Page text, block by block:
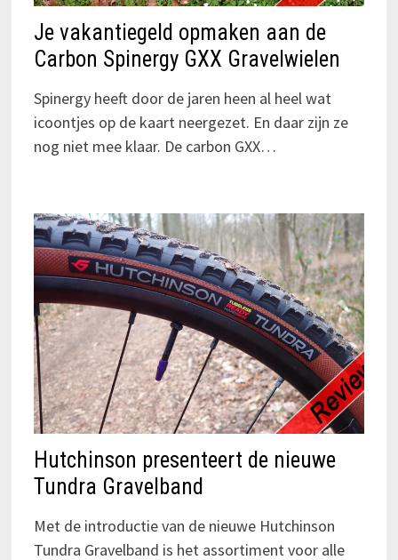
Je vakantiegeld opmaken aan de
Carbon Spinergy GXX Gravelwielen
Spinergy heeft door de jaren heen al heel wat
icoontjes op de kaart neergezet. En daar zijn ze
nog niet mee klaar. De carbon GXX…
Hutchinson presenteert de nieuwe
Tundra Gravelband
Met de introductie van de nieuwe Hutchinson
Tundra Gravelband is het assortiment voor alle